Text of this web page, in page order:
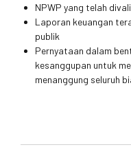
NPWP yang telah
Laporan keuangan
publik
Pernyataan dalam
kesanggupan untuk
menanggung seluruh